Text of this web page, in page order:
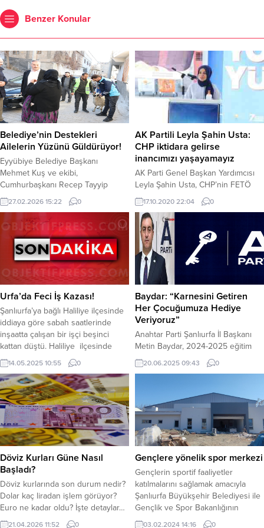
Benzer Konular
Belediye’nin Destekleri
Ailelerin Yüzünü Güldürüyor!
Eyyübiye Belediye Başkanı
Mehmet Kuş ve ekibi,
Cumhurbaşkanı Recep Tayyip
Erdoğan’ın talimatlarıyla, Ramazan
ayında kapısı çalınmadık yetim,
hasta, kimsesiz ve ihtiyaç sahibi
bırakmamak için gece
gündüzdemeden destek
faaliyetlerini sürdürüyor. İlçenin
dört bir yanında yüzlerce haneye
ulaşan destek faaliyetlerine,
Akşemsettin ve Akabe
Mahalleleri’nde devam eden
Eyyübiye Belediye Başkanı
Mehmet Kuş, meclis...
27.02.2026 15:22 0
AK Partili Leyla Şahin Usta:
CHP iktidara gelirse
inancımızı yaşayamayız
AK Parti Genel Başkan Yardımcısı
Leyla Şahin Usta, CHP’nin FETÖ
suçlamalarını ve ‘iktidar’
söylemlerini değerlendirdi. Kanal
42’de yayınlanan Sümen Altı
programına konuk olan Usta, CHP
Genel Başkan Yardımcısı Oğuz
Kaan Salıcı’nın “Elimizde FETÖ ile
bağlantısı olan AK Partili bazı
vekillerin isimleri var, FETÖ’nün
siyasi ayağına girilse AK Partinin
yarısı kalmaz”...
17.10.2020 22:04 0
Urfa’da Feci İş Kazası!
Şanlıurfa’ya bağlı Haliliye ilçesinde
iddiaya göre sabah saatlerinde
inşaatta çalışan bir işçi beşinci
kattan düştü. Haliliye ilçesinde
iddiaya göre sabah erken saatlerde
ilçedeki bir inşaatta bir işçi beşinci
kattan aşağı düştü. Çevredekilerin
ihbarı üzerine olay yerine 112 sağlık
ekibi sevk edildi. Sağlık ekipleri
işçiye ilk müdahaleyi yaptıktan
sonra işçi olay yerine...
14.05.2025 10:55 0
Baydar: “Karnesini Getiren
Her Çocuğumuza Hediye
Veriyoruz”
Anahtar Parti Şanlıurfa İl Başkanı
Metin Baydar, 2024-2025 eğitim
öğretim yılının sona ermesiyle
birlikte tüm öğrencilere yönelik
Baydar, yaz tatiline giren çocukların
sevincini paylaşmak ve onları
ödüllendirmek amacıyla özel bir
kampanya başlattıklarını duyurdu.
“GELECEĞİN TEMİNATI
ÇOCUKLARIMIZIN YANINDAYIZ”
Baydar açıklamasında şu ifadeleri
kullandı: “Değerli veliler,
saygıdeğer eğitimcilerimiz...
20.06.2025 09:43 0
Döviz Kurları Güne Nasıl
Başladı?
Döviz kurlarında son durum nedir?
Dolar kaç liradan işlem görüyor?
Euro ne kadar oldu? İşte detaylar…
Dolar, haftanın ikinci işlem gününde
21.04.2026 11:52 0
Gençlere yönelik spor merkezi
Gençlerin sportif faaliyetler
katılmalarını sağlamak amacıyla
Şanlıurfa Büyükşehir Belediyesi ile
Gençlik ve Spor Bakanlığının
ortaklaşa olarak 3 merkez ilçede
03.02.2024 14:16 0